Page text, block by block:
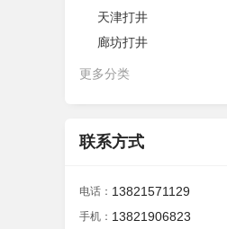
天津打井
廊坊打井
更多分类
联系方式
电话： 13821571129
手机： 13821906823